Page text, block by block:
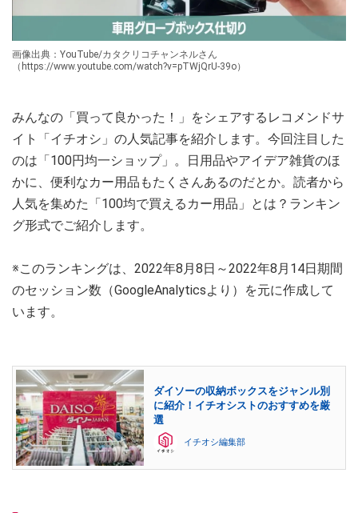
画像出典：YouTube/カタクリコチャンネルさん
（https://www.youtube.com/watch?v=pTWjQrU-39o）
みんなの「買って良かった！」をシェアするレコメンドサ
イト「イチオシ」の人気記事を紹介します。今回注目した
のは「100円均一ショップ」。日用品やアイデア雑貨のほ
かに、便利なカー用品もたくさんあるのだとか。読者から
人気を集めた「100均で買えるカー用品」とは？ランキン
グ形式でご紹介します。
※このランキングは、2022年8月8日～2022年8月14日期間
のセッション数（GoogleAnalyticsより）を元に作成して
います。
ダイソーの収納ボックスをジャンル別
に紹介！イチオシストのおすすめを厳
選
イチオシ編集部